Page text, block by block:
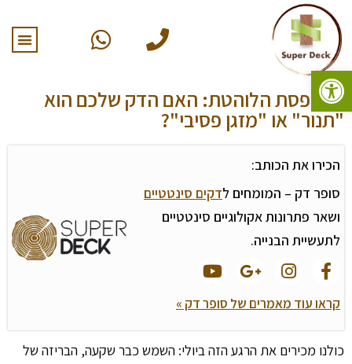
פתח סרגל נגישות
המרפסת הלוהטת: האם הדק שלכם הוא
"תנור" או "מזגן פסיבי"?
הכירו את הכותב:
סופר דק – המומחים לדקים סינטטיים
ושאר פתרונות אקולוגיים סינטטיים
לתעשיית הבנייה.
קראו עוד מאמרים של סופר דק »
כולנו מכירים את הרגע הזה ביולי: השמש כבר שקעה, הבריזה של